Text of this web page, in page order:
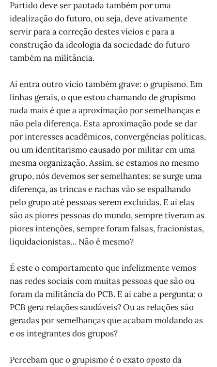
Partido deve ser pautada também por uma
idealização do futuro, ou seja, deve ativamente
servir para a correção destes vícios e para a
construção da ideologia da sociedade do futuro
também na militância.
Aí entra outro vício também grave: o grupismo. Em
linhas gerais, o que estou chamando de grupismo
nada mais é que a aproximação por semelhanças e
não pela diferença. Esta aproximação pode se dar
por interesses acadêmicos, convergências políticas,
ou um identitarismo causado por militar em uma
mesma organização. Assim, se estamos no mesmo
grupo, nós devemos ser semelhantes; se surge uma
diferença, as trincas e rachas vão se espalhando
pelo grupo até pessoas serem excluídas. E aí elas
são as piores pessoas do mundo, sempre tiveram as
piores intenções, sempre foram falsas, fracionistas,
liquidacionistas… Não é mesmo?
É este o comportamento que infelizmente vemos
nas redes sociais com muitas pessoas que são ou
foram da militância do PCB. E aí cabe a pergunta: o
PCB gera relações saudáveis? Ou as relações são
geradas por semelhanças que acabam moldando as
e os integrantes dos grupos?
Percebam que o grupismo é o exatooposto da